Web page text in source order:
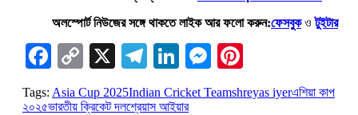
অলস্পোর্ট নিউজের সঙ্গে থাকতে লাইক আর ফলো করুন:ফেসবুকওটুইটার
Facebook
Copy
Link
X Telegram
LinkedIn
Messenger
Tags: Asia Cup 2025Indian Cricket Teamshreyas iyerএশিয়া কাপ
২০২৫ভারতীয় ক্রিকেট দলশ্রেয়াস আইয়ার